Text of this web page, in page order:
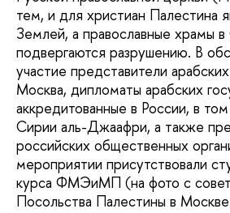
тем, и для христиан Палестина
Землей, а православные храмы в
подвергаются разрушению. В
участие представители
Москва, дипломаты арабских
аккредитованные в России, в
Сирии аль-Джаафри, а также
российских общественных
мероприятии присутствовали
курса ФМЭиМП (на фото с
Посольства Палестины в